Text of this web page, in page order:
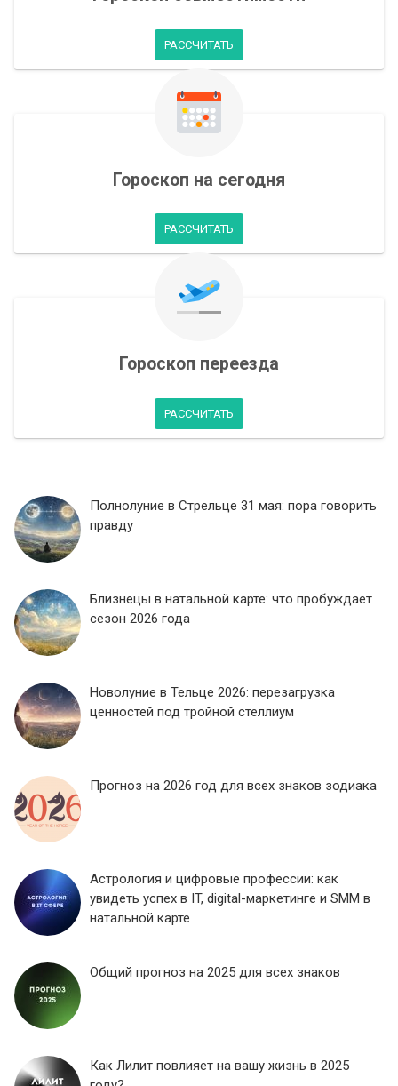
РАССЧИТАТЬ
Гороскоп на сегодня
РАССЧИТАТЬ
Гороскоп переезда
РАССЧИТАТЬ
Полнолуние в Стрельце 31 мая: пора говорить
правду
Близнецы в натальной карте: что пробуждает
сезон 2026 года
Новолуние в Тельце 2026: перезагрузка
ценностей под тройной стеллиум
Прогноз на 2026 год для всех знаков зодиака
Астрология и цифровые профессии: как
увидеть успех в IT, digital-маркетинге и SMM в
натальной карте
Общий прогноз на 2025 для всех знаков
Как Лилит повлияет на вашу жизнь в 2025